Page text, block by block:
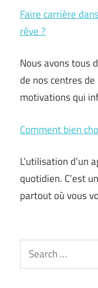
Faire carrière
rêve ?
Nous avons tous
de nos centres
motivations qui
Comment bien
L’utilisation d’un
quotidien. C’est
partout où vous
Search
for: